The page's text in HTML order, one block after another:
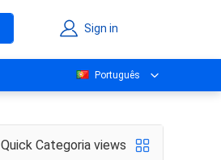
Sign in
Português
Quick Categoria views